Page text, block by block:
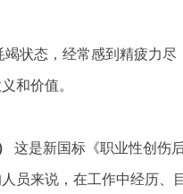
状态，经常感到精疲力
和价值。
这是新国标《职业性创伤
员来说，在工作中经历、